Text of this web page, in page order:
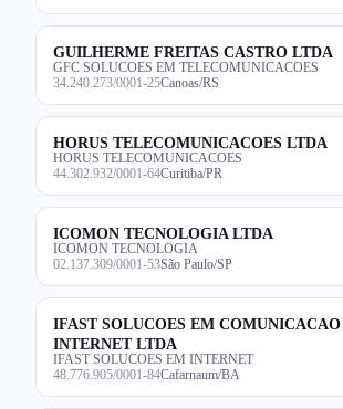
GUILHERME FREITAS CASTRO LTDA
GFC SOLUCOES EM TELECOMUNICACOES
34.240.273/0001-25Canoas/RS
HORUS TELECOMUNICACOES LTDA
HORUS TELECOMUNICACOES
44.302.932/0001-64Curitiba/PR
ICOMON TECNOLOGIA LTDA
ICOMON TECNOLOGIA
02.137.309/0001-53São Paulo/SP
IFAST SOLUCOES EM
INTERNET LTDA
IFAST SOLUCOES EM INTERNET
48.776.905/0001-84Cafarnaum/BA